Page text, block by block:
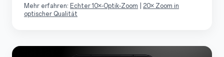
Mehr erfahren: Echter 10×‑Optik‑Zoom
20× Zoom in
optischer Qualität
1.2